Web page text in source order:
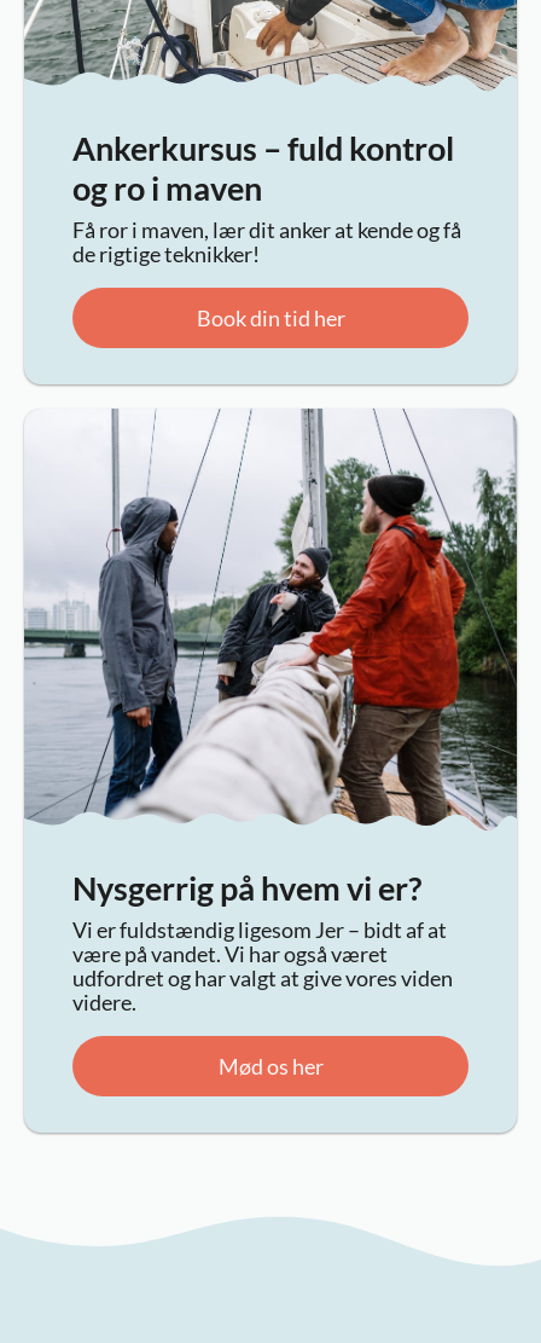
Ankerkursus – fuld kontrol
og ro i maven
Få ror i maven, lær dit anker at kende og få
de rigtige teknikker!
Book din tid her
Nysgerrig på hvem vi er?
Vi er fuldstændig ligesom Jer – bidt af at
være på vandet. Vi har også været
udfordret og har valgt at give vores viden
videre.
Mød os her